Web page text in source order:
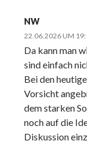
NW
22.06.2026 UM
Da kann man
sind einfach
Bei den
Vorsicht
dem starken
noch auf die
Diskussion